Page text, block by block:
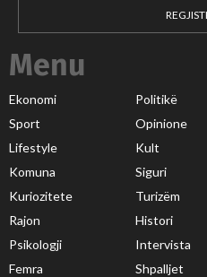
Menu
Ekonomi Politikë
Sport
Opinione
Lifestyle
Kult
Komuna
Siguri
Kuriozitete
Turizëm
Rajon
Histori
Psikologji
Intervista
Femra
Shpalljet